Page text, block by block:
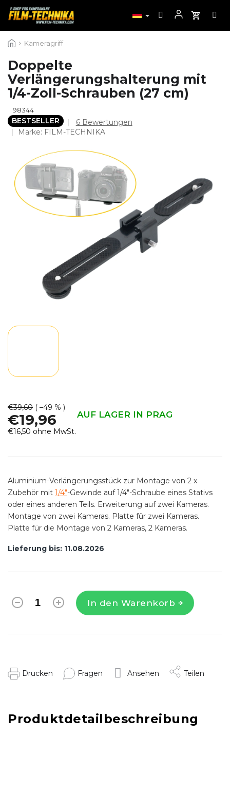
Inhalt Kameragriff
Doppelte
Verlängerungshalterung mit
1/4-Zoll-Schrauben (27 cm)
98344
BESTSELLER
Die
durchschnittliche
ist
von
5
Sternen.
6 Bewertungen
Marke: FILM-TECHNIKA
€39,60 ( –49 % )
€19,96 AUF LAGER IN PRAG
€16,50 ohne MwSt.
Lieferung bis: 11.08.2026
In den Warenkorb
Aluminium-Verlängerungsstück zur Montage von 2 x
Zubehör mit 1/4"-Gewinde auf 1/4"-Schraube eines Stativs
oder eines anderen Teils. Erweiterung auf zwei Kameras.
Montage von zwei Kameras. Platte für zwei Kameras.
Platte für die Montage von 2 Kameras, 2 Kameras.
Drucken Fragen Ansehen Teilen
Produktdetailbeschreibung